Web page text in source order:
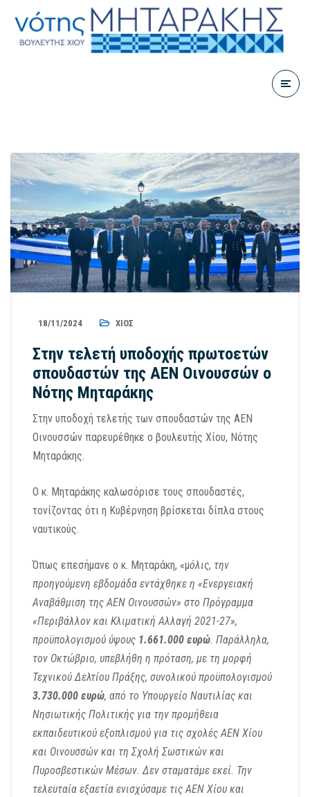
18/11/2024 ΧΊΟΣ
Στην τελετή υποδοχής πρωτοετών
σπουδαστών της ΑΕΝ Οινουσσών ο
Νότης Μηταράκης
Στην υποδοχή τελετής των σπουδαστών της ΑΕΝ
Οινουσσών παρευρέθηκε ο βουλευτής Χίου, Νότης
Μηταράκης.
Ο κ. Μηταράκης καλωσόρισε τους σπουδαστές,
τονίζοντας ότι η Κυβέρνηση βρίσκεται δίπλα στους
ναυτικούς.
Όπως επεσήμανε ο κ. Μηταράκη, «μόλις, την
προηγούμενη εβδομάδα εντάχθηκε η «Ενεργειακή
Αναβάθμιση της ΑΕΝ Οινουσσών» στο Πρόγραμμα
«Περιβάλλον και Κλιματική Αλλαγή 2021-27»,
προϋπολογισμού ύψους 1.661.000 ευρώ. Παράλληλα,
τον Οκτώβριο, υπεβλήθη η πρόταση, με τη μορφή
Τεχνικού Δελτίου Πράξης, συνολικού προϋπολογισμού
3.730.000 ευρώ, από το Υπουργείο Ναυτιλίας και
Νησιωτικής Πολιτικής για την προμήθεια
εκπαιδευτικού εξοπλισμού για τις σχολές ΑΕΝ Χίου
και Οινουσσών και τη Σχολή Σωστικών και
Πυροσβεστικών Μέσων. Δεν σταματάμε εκεί. Την
τελευταία εξαετία ενισχύσαμε τις ΑΕΝ Χίου και